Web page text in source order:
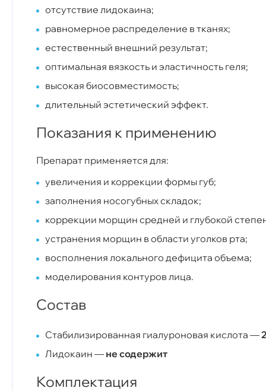
отсутствие лидокаина;
равномерное распределение в тканях;
естественный внешний результат;
оптимальная вязкость и эластичность геля;
высокая биосовместимость;
длительный эстетический эффект.
Показания к применению
Препарат применяется для:
увеличения и коррекции формы губ;
заполнения носогубных складок;
коррекции морщин средней и глубокой
устранения морщин в области уголков рта;
восполнения локального дефицита объема;
моделирования контуров лица.
Состав
Стабилизированная гиалуроновая кислота —
Лидокаин — не содержит
Комплектация